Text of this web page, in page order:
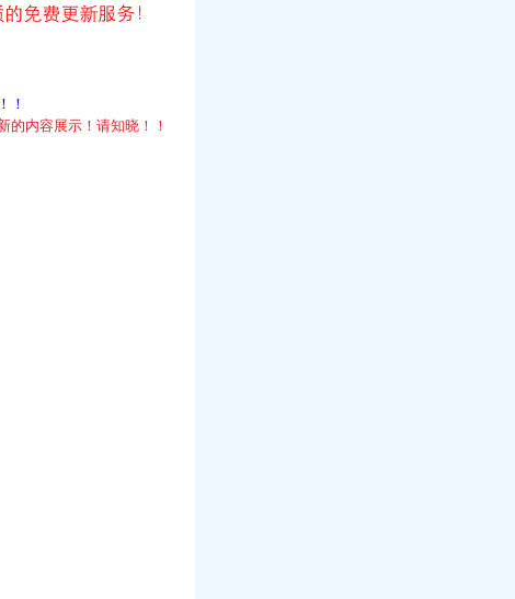
！
的内容展示 ！ 请知晓 ！ ！